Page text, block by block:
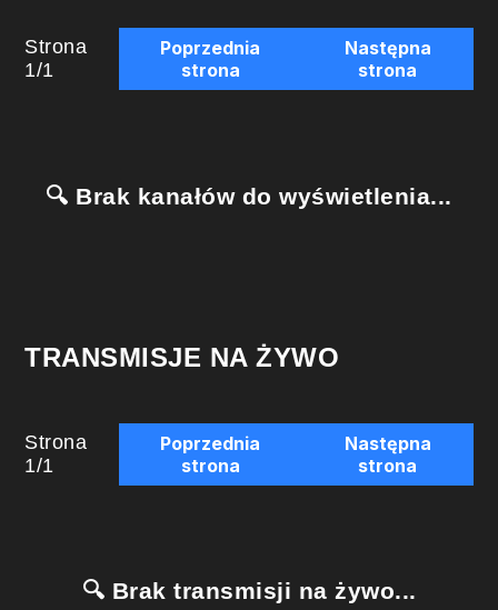
Strona
1/1
Poprzednia
strona
Następna
strona
🔍 Brak kanałów do wyświetlenia...
TRANSMISJE NA ŻYWO
Strona
1/1
Poprzednia
strona
Następna
strona
🔍 Brak transmisji na żywo...